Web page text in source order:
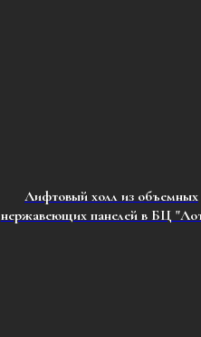
Лифтовый холл из объемных
нержавеющих панелей в БЦ